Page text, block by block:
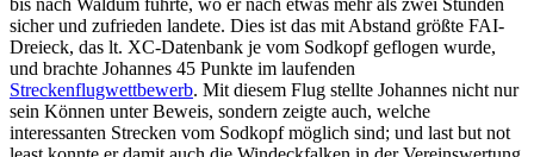
bis nach Waldum führte, wo er nach etwas mehr als zwei Stunden
sicher und zufrieden landete. Dies ist das mit Abstand größte FAI-
Dreieck, das lt. XC-Datenbank je vom Sodkopf geflogen wurde,
und brachte Johannes 45 Punkte im laufenden
Streckenflugwettbewerb. Mit diesem Flug stellte Johannes nicht nur
sein Können unter Beweis, sondern zeigte auch, welche
interessanten Strecken vom Sodkopf möglich sind; und last but not